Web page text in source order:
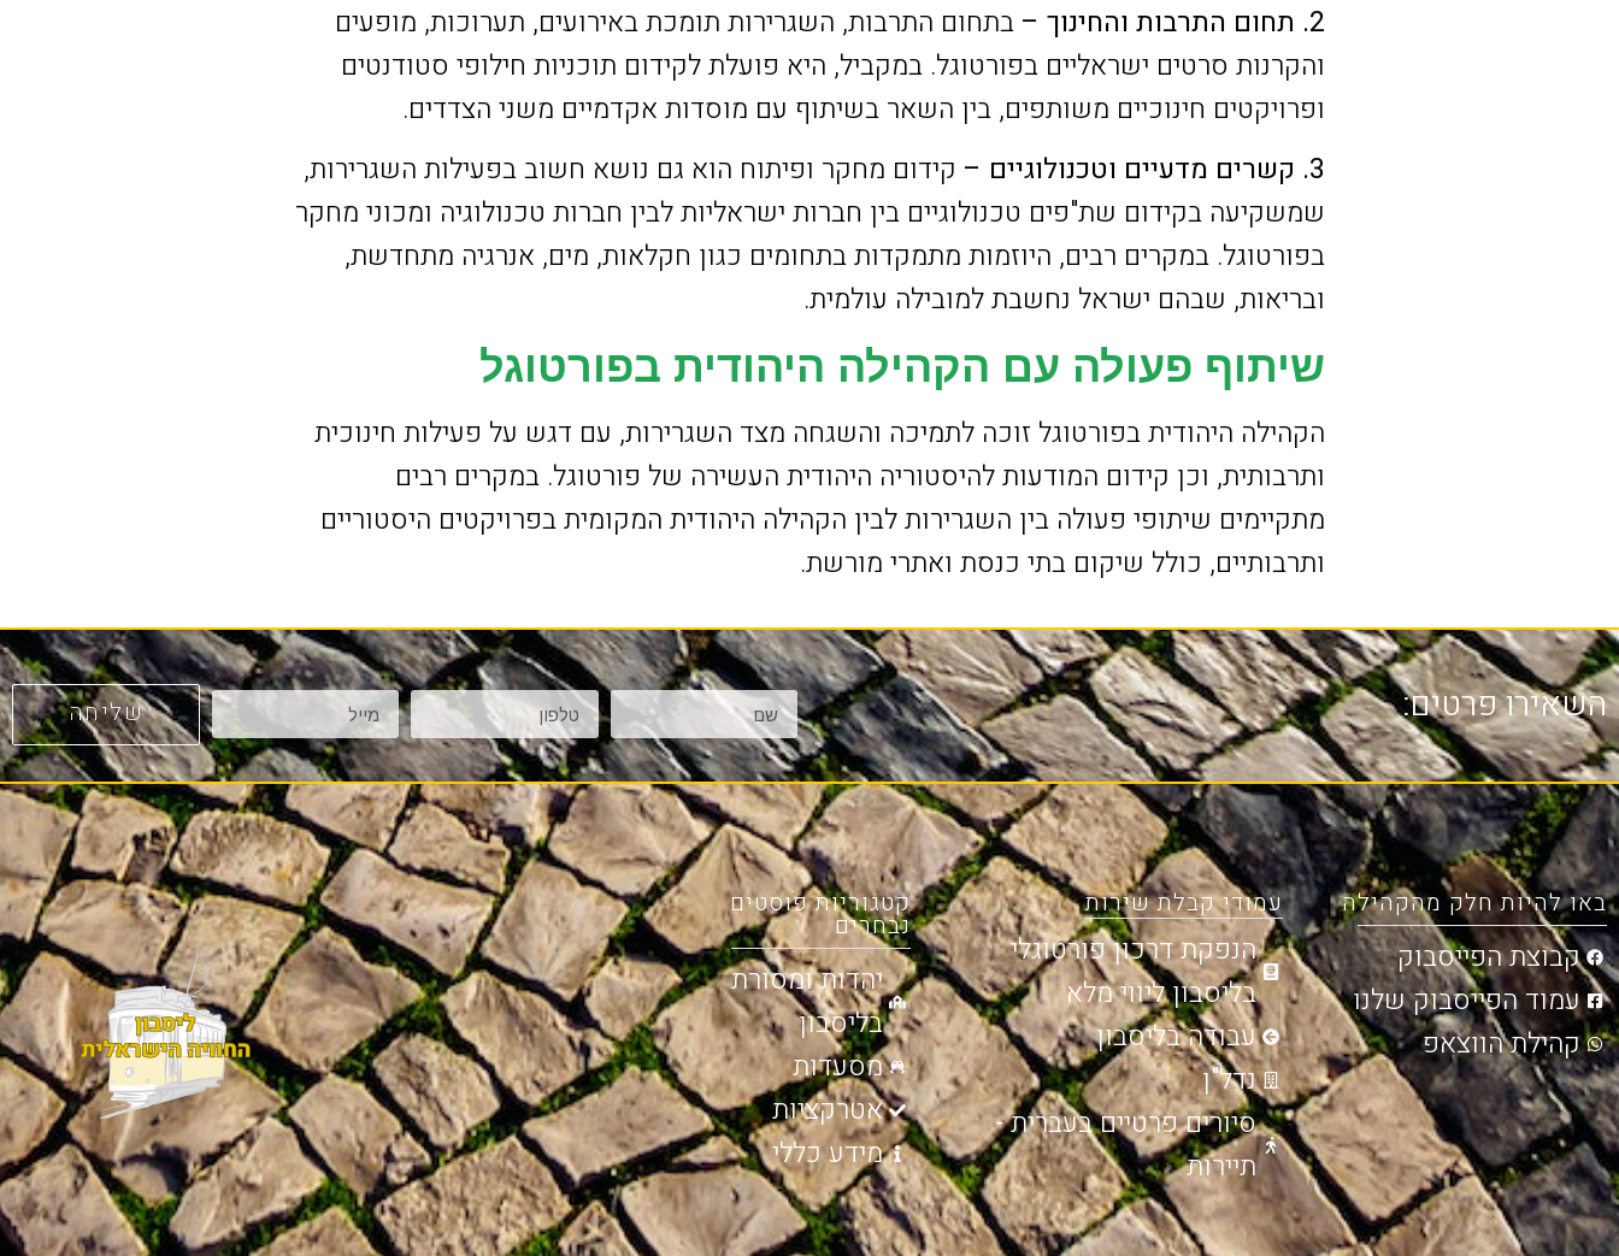
2. תחום התרבות והחינוך –
בתחום התרבות, השגרירות תומכת באירועים, תערוכות, מופעים
והקרנות סרטים ישראליים בפורטוגל. במקביל, היא פועלת לקידום תוכניות חילופי סטודנטים
ופרויקטים חינוכיים משותפים, בין השאר בשיתוף עם מוסדות אקדמיים משני הצדדים.
3. קשרים מדעיים וטכנולוגיים –
קידום מחקר ופיתוח הוא גם נושא חשוב בפעילות השגרירות,
שמשקיעה בקידום שת"פים טכנולוגיים בין חברות ישראליות לבין חברות טכנולוגיה ומכוני מחקר
בפורטוגל. במקרים רבים, היוזמות מתמקדות בתחומים כגון חקלאות, מים, אנרגיה מתחדשת,
ובריאות, שבהם ישראל נחשבת למובילה עולמית.
שיתוף פעולה עם הקהילה היהודית בפורטוגל
הקהילה היהודית בפורטוגל זוכה לתמיכה והשגחה מצד השגרירות, עם דגש על פעילות חינוכית
ותרבותית, וכן קידום המודעות להיסטוריה היהודית העשירה של פורטוגל. במקרים רבים
מתקיימים שיתופי פעולה בין השגרירות לבין הקהילה היהודית המקומית בפרויקטים היסטוריים
ותרבותיים, כולל שיקום בתי כנסת ואתרי מורשת.
השאירו פרטים: שליחה
באו להיות חלק מהקהילה
קבוצת הפייסבוק
עמוד הפייסבוק שלנו
קהילת הווצאפ
עמודי קבלת שירות
הנפקת דרכון פורטוגלי
בליסבון ליווי מלא
עבודה בליסבון
נדל"ן
סיורים פרטיים בעברית -
תיירות
קטגוריות פוסטים
נבחרים
יהדות ומסורת
בליסבון
מסעדות
אטרקציות
מידע כללי